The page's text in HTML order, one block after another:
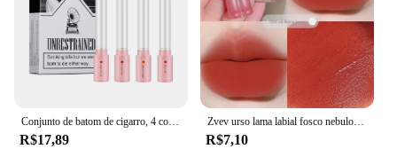
Conjunto de batom de cigarro, 4 cores, brilho labial fosco, longa duração, à prova d'água, tubo de batom nude, cosméticos de maquiagem
R$17,89
Zvev urso lama labial fosco nebuloso veludo lábio esmalte batom chaveiro pingente estudante festa batom maquiagem meninas
R$7,10